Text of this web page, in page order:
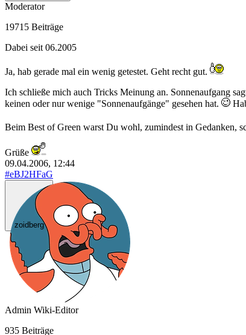
Moderator
19715 Beiträge
Dabei seit 06.2005
Ja, hab gerade mal ein wenig getestet. Geht recht gut.
Ich schließe mich auch Tricks Meinung an. Sonnenaufgang
keinen oder nur wenige "Sonnenaufgänge" gesehen hat.
Beim Best of Green warst Du wohl, zumindest in Gedanken,
Grüße
09.04.2006, 12:44
#eBJ2HFaG
zoidberg
Admin Wiki-Editor
935 Beiträge